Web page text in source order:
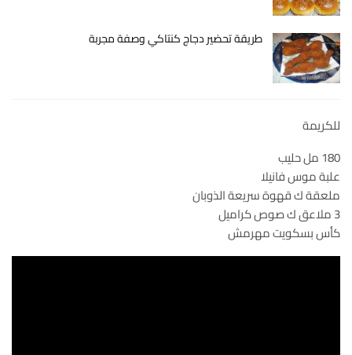
طريقة تحضير دجاج كنتاكي وصفة مجربة
للكريمة
180 مل حليب
علبة موس فانيلا
ملعقة ك قهوة سريعة الذوبان
3 ملاعق ك صوص كراميل
كأس بسكويت مهرمش